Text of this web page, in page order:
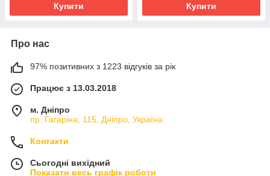
Купити Купити
Про нас
97% позитивних з 1223 відгуків за рік
Працює з 13.03.2018
м. Дніпро
пр. Гагаріна, 115, Дніпро, Україна
Контакти
Сьогодні вихідний
Показати весь графік роботи